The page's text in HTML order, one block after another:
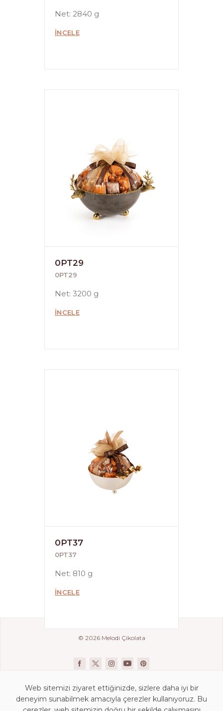
Net: 2840 g
İNCELE
0PT29
0PT29
Net: 3200 g
İNCELE
0PT37
0PT37
Net: 810 g
İNCELE
© 2026 Melodi Çikolata
Web sitemizi ziyaret ettiğinizde, sizlere daha iyi bir
deneyim sunabilmek amacıyla çerezler kullanıyoruz. Bu